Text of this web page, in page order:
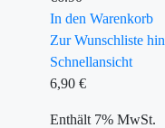
In den Warenkorb
Zur Wunschliste
Schnellansicht
6,90 €
Enthält 7% MwSt.